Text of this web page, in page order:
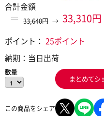
合計金額
＝ 33,640円 → 33,310円
ポイント： 25ポイント
納期： 当日出荷
数量
まとめてシ
この商品をシェア